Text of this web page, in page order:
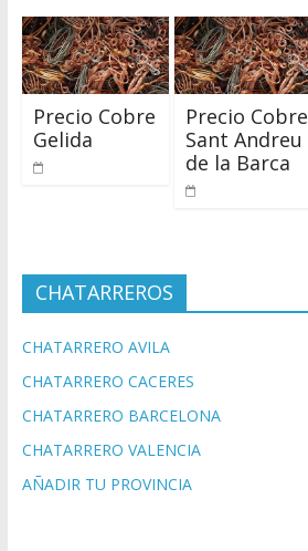
Precio Cobre
Gelida
Precio Cobre
Sant Andreu
de la Barca
CHATARREROS
CHATARRERO AVILA
CHATARRERO CACERES
CHATARRERO BARCELONA
CHATARRERO VALENCIA
AÑADIR TU PROVINCIA